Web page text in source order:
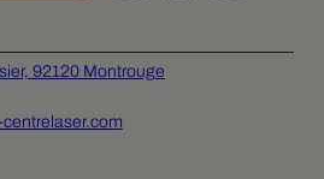
92120 Montrouge